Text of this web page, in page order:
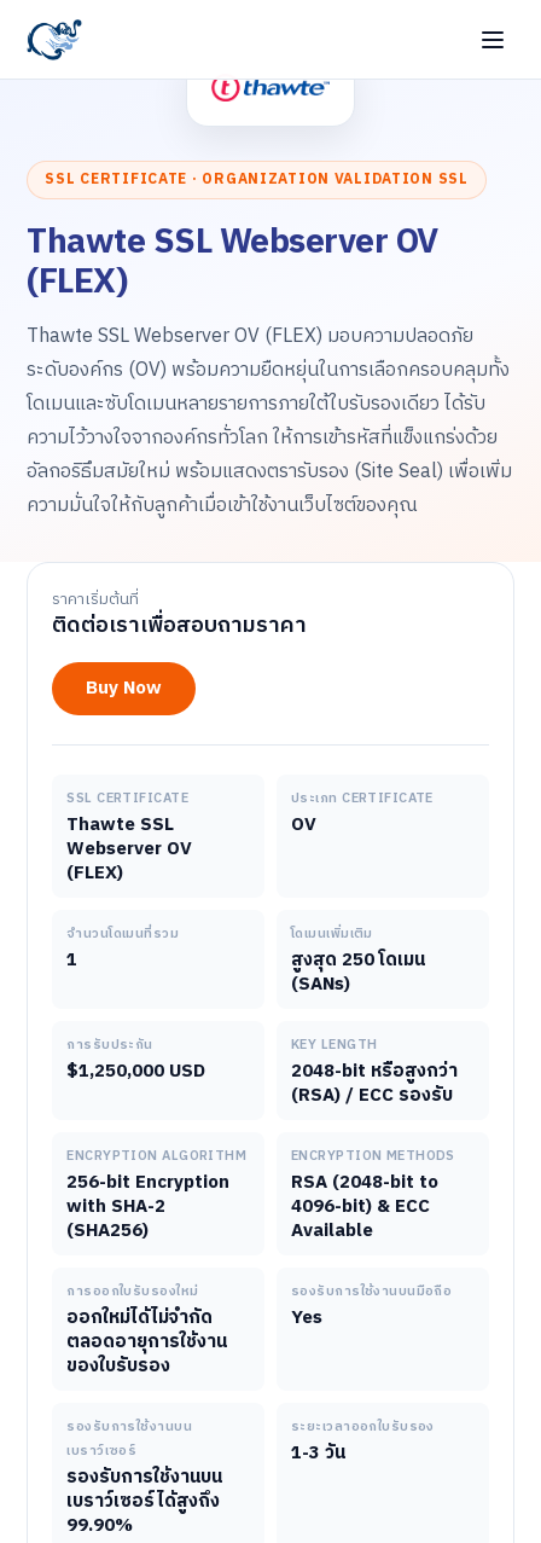
SSL CERTIFICATE · ORGANIZATION VALIDATION SSL
Thawte SSL Webserver OV
(FLEX)
Thawte SSL Webserver OV (FLEX) มอบความปลอดภัย
ระดับองค์กร (OV) พร้อมความยืดหยุ่นในการเลือกครอบคลุมทั้ง
โดเมนและซับโดเมนหลายรายการภายใต้ใบรับรองเดียว ได้รับ
ความไว้วางใจจากองค์กรทั่วโลก ให้การเข้ารหัสที่แข็งแกร่งด้วย
อัลกอริธึมสมัยใหม่ พร้อมแสดงตรารับรอง (Site Seal) เพื่อเพิ่ม
ความมั่นใจให้กับลูกค้าเมื่อเข้าใช้งานเว็บไซต์ของคุณ
ราคาเริ่มต้นที่
ติดต่อเราเพื่อสอบถามราคา
Buy Now
SSL CERTIFICATE
Thawte SSL
Webserver OV
(FLEX)
ประเภท CERTIFICATE
OV
จำนวนโดเมนที่รวม
1
โดเมนเพิ่มเติม
สูงสุด 250 โดเมน
(SANs)
การรับประกัน
$1,250,000 USD
KEY LENGTH
2048-bit หรือสูงกว่า
(RSA) / ECC รองรับ
ENCRYPTION ALGORITHM
256-bit Encryption
with SHA-2
(SHA256)
ENCRYPTION METHODS
RSA (2048-bit to
4096-bit) & ECC
Available
การออกใบรับรองใหม่
ออกใหม่ได้ไม่จำกัด
ตลอดอายุการใช้งาน
ของใบรับรอง
รองรับการใช้งานบนมือถือ
Yes
รองรับการใช้งานบน
เบราว์เซอร์
รองรับการใช้งานบน
เบราว์เซอร์ได้สูงถึง
99.90%
ระยะเวลาออกใบรับรอง
1-3 วัน